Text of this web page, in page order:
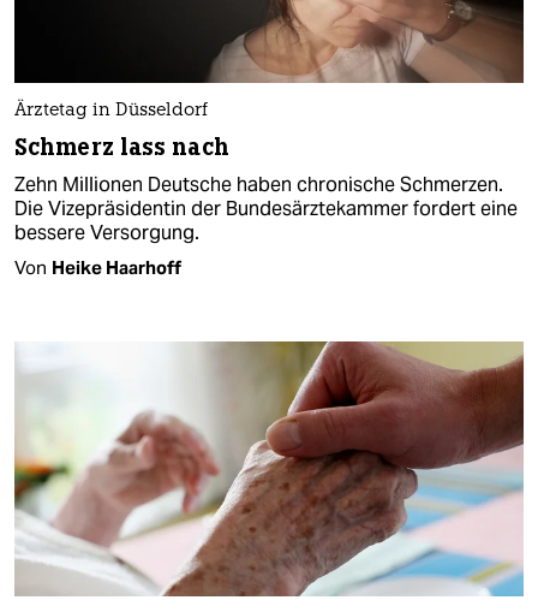
Ärztetag in Düsseldorf
Schmerz lass nach
Zehn Millionen Deutsche haben chronische Schmerzen.
Die Vizepräsidentin der Bundesärztekammer fordert eine
bessere Versorgung.
Von Heike Haarhoff